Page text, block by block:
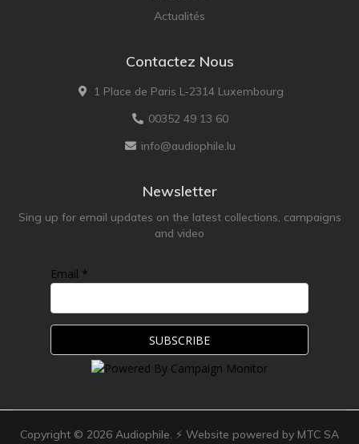
Actualités
Contactez Nous
1 Place de Paris L-2314 Luxembourg
00352 49 13 60
info@audiophile.lu
Newsletter
Sing up for email updates on the latest collections, campaigns
and video
Email *
Copyright © 2026 Audiophile. ⚡ Website powered by MTC SA